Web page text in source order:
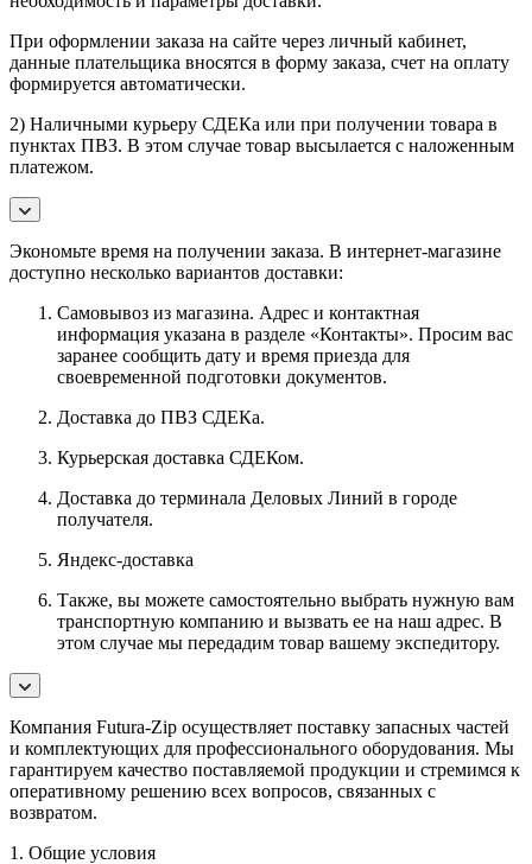
При оформлении заказа на сайте через личный кабинет,
данные плательщика вносятся в форму заказа, счет на оплату
формируется автоматически.
2) Наличными курьеру СДЕКа или при получении товара в
пунктах ПВЗ. В этом случае товар высылается с наложенным
платежом.
Экономьте время на получении заказа. В интернет-магазине
доступно несколько вариантов доставки:
Самовывоз из магазина. Адрес и контактная
информация указана в разделе «Контакты». Просим вас
заранее сообщить дату и время приезда для
своевременной подготовки документов.
Доставка до ПВЗ СДЕКа.
Курьерская доставка СДЕКом.
Доставка до терминала Деловых Линий в городе
получателя.
Яндекс-доставка
Также, вы можете самостоятельно выбрать нужную вам
транспортную компанию и вызвать ее на наш адрес. В
этом случае мы передадим товар вашему экспедитору.
Компания Futura-Zip осуществляет поставку запасных частей
и комплектующих для профессионального оборудования. Мы
гарантируем качество поставляемой продукции и стремимся к
оперативному решению всех вопросов, связанных с
возвратом.
1. Общие условия